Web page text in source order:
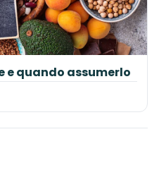
e quando assumerlo